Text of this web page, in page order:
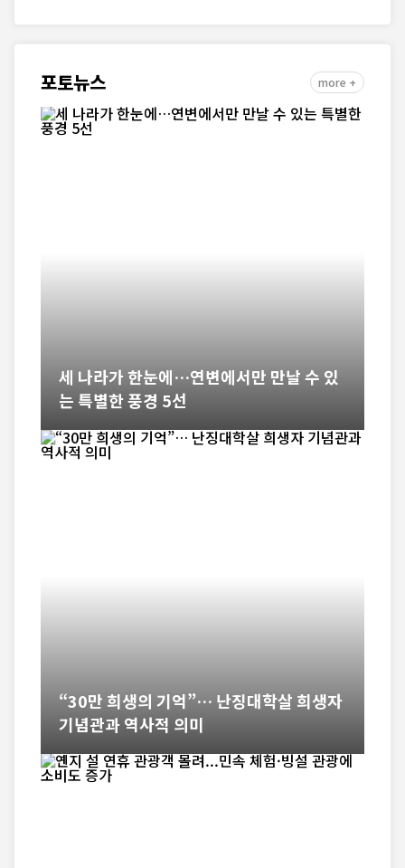
포토뉴스 more +
세 나라가 한눈에…연변에서만 만날 수 있
는 특별한 풍경 5선
“30만 희생의 기억”… 난징대학살 희생자
기념관과 역사적 의미